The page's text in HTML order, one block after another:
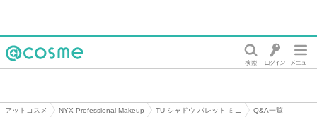
アットコスメ NYX Professional Makeup TU シャドウ パレット ミニ
Q&A一覧